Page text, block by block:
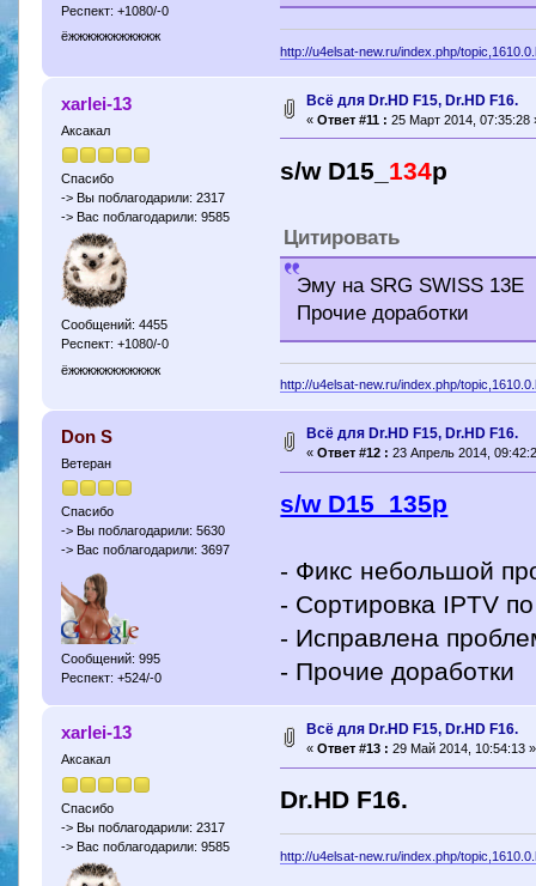
Респект: +1080/-0
ёжжжжжжжжжжж
http://u4elsat-new.ru/index.php/
xarlei-13
Аксакал
Спасибо
-> Вы поблагодарили: 2317
-> Вас поблагодарили: 9585
Сообщений: 4455
Респект: +1080/-0
ёжжжжжжжжжжж
Всё для Dr.HD F15, Dr.HD F16.
« Ответ #11 : 25 Март 2014, 07:35:28
s/w D15_ 134p
Цитировать
Эму на SRG SWISS 13E
Прочие доработки
http://u4elsat-new.ru/index.php/
Don S
Ветеран
Спасибо
-> Вы поблагодарили: 5630
-> Вас поблагодарили: 3697
Сообщений: 995
Респект: +524/-0
Всё для Dr.HD F15, Dr.HD F16.
« Ответ #12 : 23 Апрель 2014,
s/w D15_135p
- Фикс небольшой
- Сортировка IPTV
- Исправлена
- Прочие доработки
xarlei-13
Аксакал
Спасибо
-> Вы поблагодарили: 2317
-> Вас поблагодарили: 9585
Всё для Dr.HD F15, Dr.HD F16.
« Ответ #13 : 29 Май 2014, 10:54:13 »
Dr.HD F16.
http://u4elsat-new.ru/index.php/